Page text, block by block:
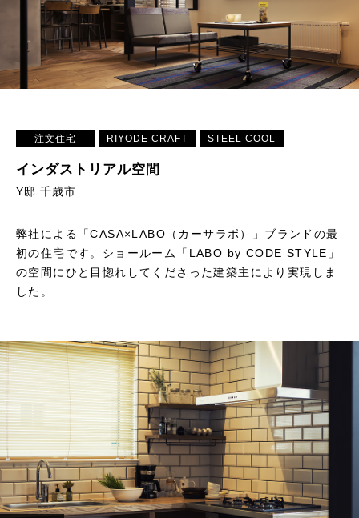
注文住宅 RIYODE CRAFT STEEL COOL
Y邸 千歳市
インダストリアル空間
弊社による「CASA×LABO（カーサラボ）」ブランドの最
初の住宅です。ショールーム「LABO by CODE STYLE」
の空間にひと目惚れしてくださった建築主により実現しま
した。